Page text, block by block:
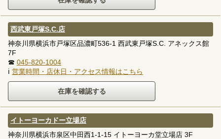
西武東戸塚S.C.店
神奈川県横浜市戸塚区品濃町536-1 西武東戸塚S.C. アネックス館
7F
☎ 045-820-1004
ℹ 営業時間・店休日・アクセス情報はこちら
イトーヨーカドー立場店
神奈川県横浜市泉区中田西1-1-15 イトーヨーカ堂立場店 3F